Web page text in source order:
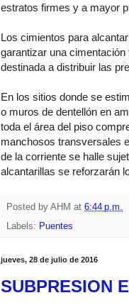
estratos firmes y a mayor
Los cimientos para
garantizar una
destinada a distribuir las
En los sitios donde se
o muros de dentellón en
toda el área del piso
manchosos transversales
de la corriente se halle
alcantarillas se reforzarán
Posted by AHM at 6:44 p.m.
Labels: Puentes
jueves, 28 de julio de 2016
SUBPRESION